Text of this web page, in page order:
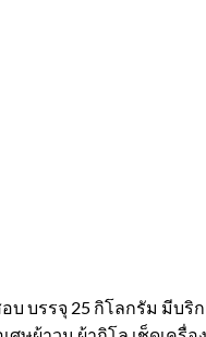
อบ บรรจุ 25 กิโลกรัม มี